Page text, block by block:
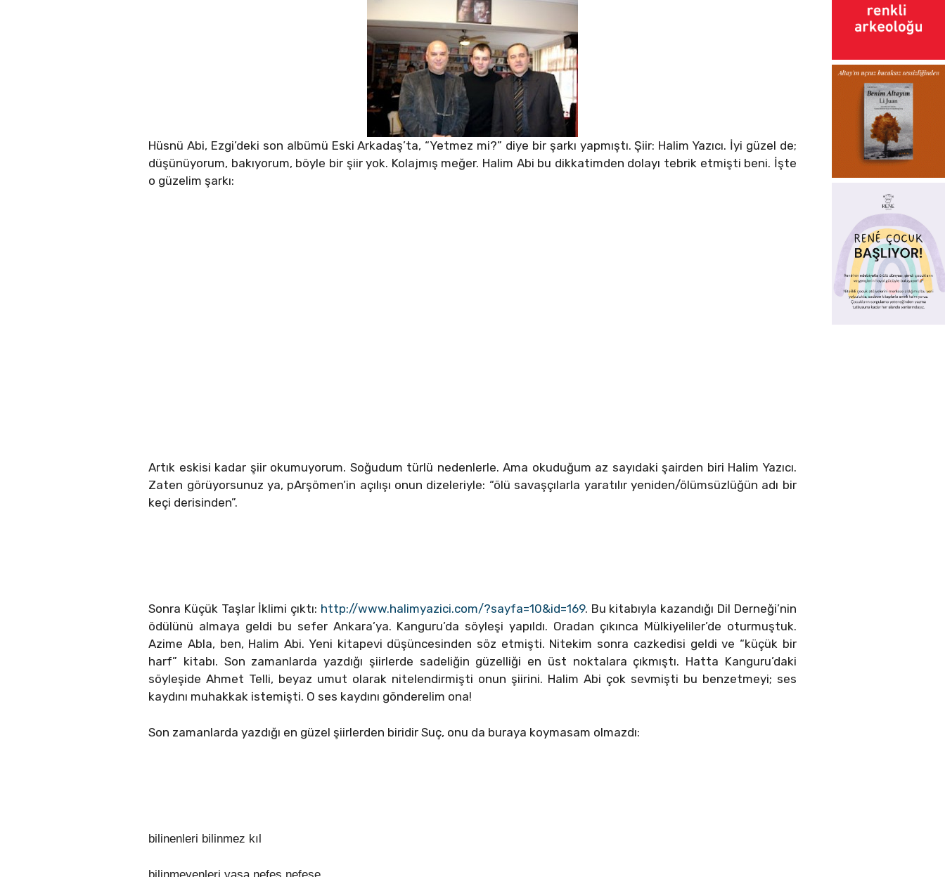
Hüsnü Abi, Ezgi’deki son albümü Eski Arkadaş’ta, “Yetmez mi?” diye bir şarkı yapmıştı. Şiir: Halim Yazıcı. İyi güzel de;
düşünüyorum, bakıyorum, böyle bir şiir yok. Kolajmış meğer. Halim Abi bu dikkatimden dolayı tebrik etmişti beni. İşte
o güzelim şarkı:
Artık eskisi kadar şiir okumuyorum. Soğudum türlü nedenlerle. Ama okuduğum az sayıdaki şairden biri Halim Yazıcı.
Zaten görüyorsunuz ya, pArşömen’in açılışı onun dizeleriyle: “ölü savaşçılarla yaratılır yeniden/ölümsüzlüğün adı bir
keçi derisinden”.
Sonra Küçük Taşlar İklimi çıktı: http://www.halimyazici.com/?sayfa=10&id=169. Bu kitabıyla kazandığı Dil Derneği’nin
ödülünü almaya geldi bu sefer Ankara’ya. Kanguru’da söyleşi yapıldı. Oradan çıkınca Mülkiyeliler’de oturmuştuk.
Azime Abla, ben, Halim Abi. Yeni kitapevi düşüncesinden söz etmişti. Nitekim sonra cazkedisi geldi ve “küçük bir
harf” kitabı. Son zamanlarda yazdığı şiirlerde sadeliğin güzelliği en üst noktalara çıkmıştı. Hatta Kanguru’daki
söyleşide Ahmet Telli, beyaz umut olarak nitelendirmişti onun şiirini. Halim Abi çok sevmişti bu benzetmeyi; ses
kaydını muhakkak istemişti. O ses kaydını gönderelim ona!
Son zamanlarda yazdığı en güzel şiirlerden biridir Suç, onu da buraya koymasam olmazdı:
bilinenleri bilinmez kıl
bilinmeyenleri yaşa nefes nefese